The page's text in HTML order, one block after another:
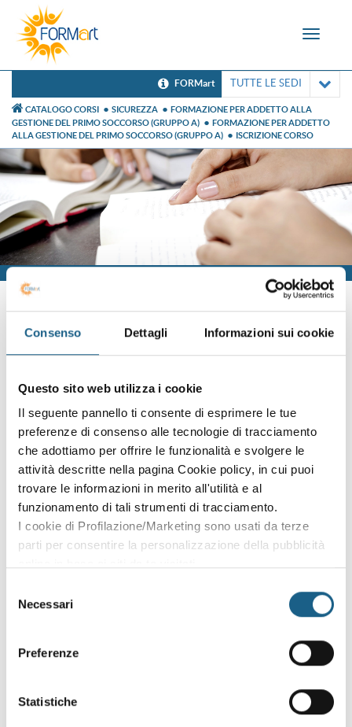
Consenso Dettagli Informazioni sui cookie
Questo sito web utilizza i cookie
Il seguente pannello ti consente di esprimere le tue
preferenze di consenso alle tecnologie di tracciamento
che adottiamo per offrire le funzionalità e svolgere le
attività descritte nella pagina Cookie policy, in cui puoi
trovare le informazioni in merito all'utilità e al
funzionamento di tali strumenti di tracciamento.
I cookie di Profilazione/Marketing sono usati da terze
parti per consentire la personalizzazione della pubblicità
qualsiasi momento. Consulta anche la nostra Privacy
delNecessari
Preferenze
Statistiche
Toggle
FORMart TUTTE LE SEDI
CATALOGO CORSI SICUREZZA
FORMAZIONE PER ADDETTO ALLA
GESTIONE DEL PRIMO SOCCORSO (GRUPPO A)
FORMAZIONE PER ADDETTO
ALLA GESTIONE DEL PRIMO SOCCORSO (GRUPPO A)
ISCRIZIONE CORSO
Iscrizione
Sei già cliente?
iscrizione:
AZIENDA PRIVATO
P. IVA
PASSWORD (minimo 8 caratteri)
Oppure prosegui l'iscrizione al corso come
ospite
Puoi proseguire l'iscrizione al corso senza fare login. Scegli
qui sotto se iscriverti al corso come azienda o come privato.